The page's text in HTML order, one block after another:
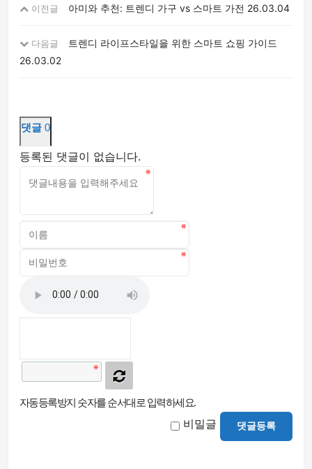
이전글 아미와 추천: 트렌디 가구 vs 스마트 가전 26.03.04
다음글
트렌디 라이프스타일을 위한 스마트 쇼핑 가이드
26.03.02
댓글 0
등록된 댓글이 없습니다.
자동등록방지 숫자를 순서대로 입력하세요.
비밀글 댓글등록